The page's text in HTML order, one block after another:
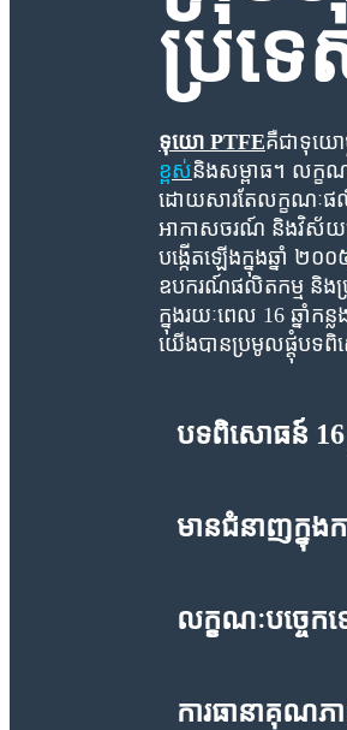
ប្រទ
ទុយោ PTFEគឺជាទុយោ
ខ្ពស់និងសម្ពាធ។ លក្ខណ
ដោយសារតែលក្ខណៈផលិ
អាកាសចរណ៍ និងវិស័យ
បង្កើតឡើងក្នុងឆ្នាំ ២០០
ឧបករណ៍ផលិតកម្ម និងប្
ក្នុងរយៈពេល 16 ឆ្នាំ
យើងបានប្រមូលផ្តុំបទពិ
បទពិសោធន៍ 16
មានជំនាញក្នុង
លក្ខណៈបច្ចេក
ការធានាគុណភ